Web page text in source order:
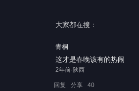
大家都在搜：
青桐
这才是春晚该有的热闹
2年前·陕西
40
分享
回复